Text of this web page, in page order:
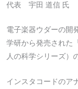
代表 宇田 道信 氏
電子楽器ウダーの開
学研から発売された
人の科学シリーズ）
インスタコードのア